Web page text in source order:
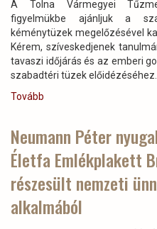
)
A Tolna Vármegyei
figyelmükbe ajánljuk a
kéménytüzek megelőzésével
Kérem, szíveskedjenek
tavaszi időjárás és az emberi
szabadtéri tüzek előidézéséhez.
Tovább
tüzek
megelőzésére)
Neumann Péter
Életfa Emlékplakett
részesült nemzeti
alkalmából